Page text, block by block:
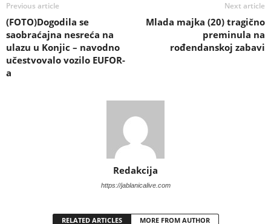
Previous article
(FOTO)Dogodila se
saobraćajna nesreća na
ulazu u Konjic – navodno
učestvovalo vozilo EUFOR-
a
Next article
Mlada majka (20) tragično
preminula na
rođendanskoj zabavi
Redakcija
https://jablanicalive.com
RELATED ARTICLES MORE FROM AUTHOR